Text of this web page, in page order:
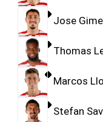
Jose
Thomas
Marcos
Stefan